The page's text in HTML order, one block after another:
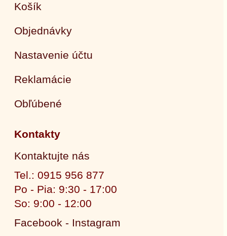
Košík
Objednávky
Nastavenie účtu
Reklamácie
Obľúbené
Kontakty
Kontaktujte nás
Tel.: 0915 956 877
Po - Pia: 9:30 - 17:00
So: 9:00 - 12:00
Facebook - Instagram